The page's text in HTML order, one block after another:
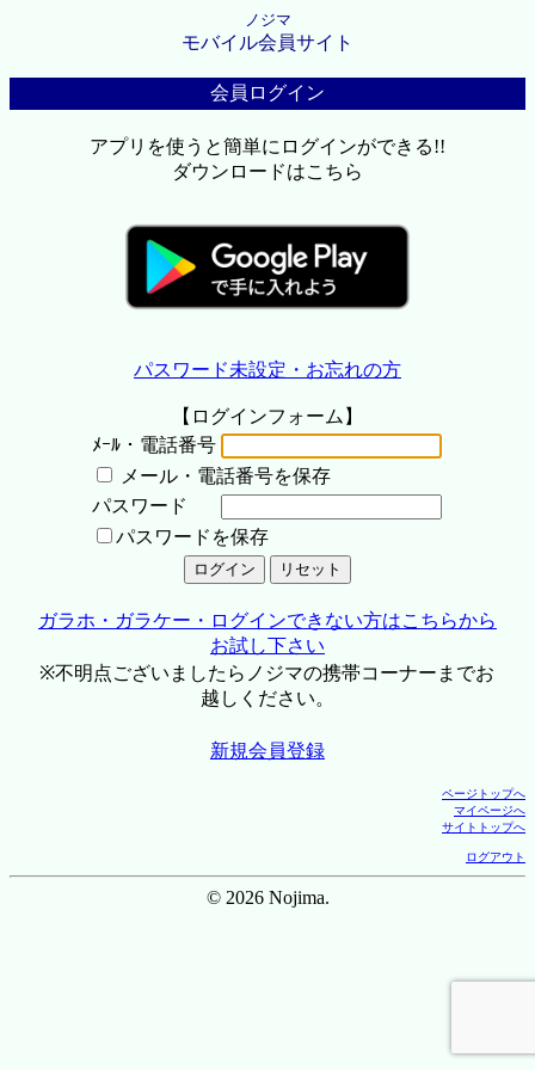
ノジマ
モバイル会員サイト
会員ログイン
アプリを使うと簡単にログインができる!!
ダウンロードはこちら
パスワード未設定・お忘れの方
【ログインフォーム】
ﾒｰﾙ・電話番号
メール・電話番号を保存
パスワード
パスワードを保存
ガラホ・ガラケー・ログインできない方はこちらから
お試し下さい
※不明点ございましたらノジマの携帯コーナーまでお
越しください。
新規会員登録
ページトップへ
マイページへ
サイトトップへ
ログアウト
© 2026 Nojima.